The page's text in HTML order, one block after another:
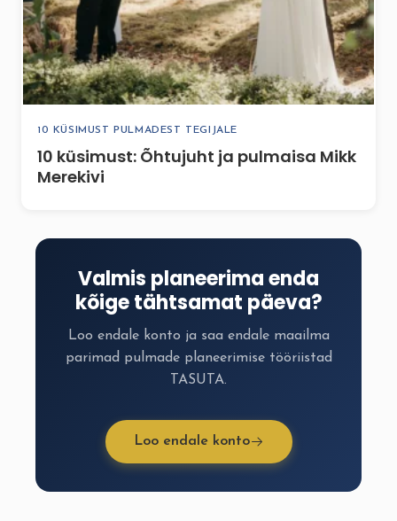
10 KÜSIMUST PULMADEST TEGIJALE
10 küsimust: Õhtujuht ja pulmaisa Mikk
Merekivi
Valmis planeerima enda
kõige tähtsamat päeva?
Loo endale konto ja saa endale maailma
parimad pulmade planeerimise tööriistad
TASUTA.
Loo endale konto